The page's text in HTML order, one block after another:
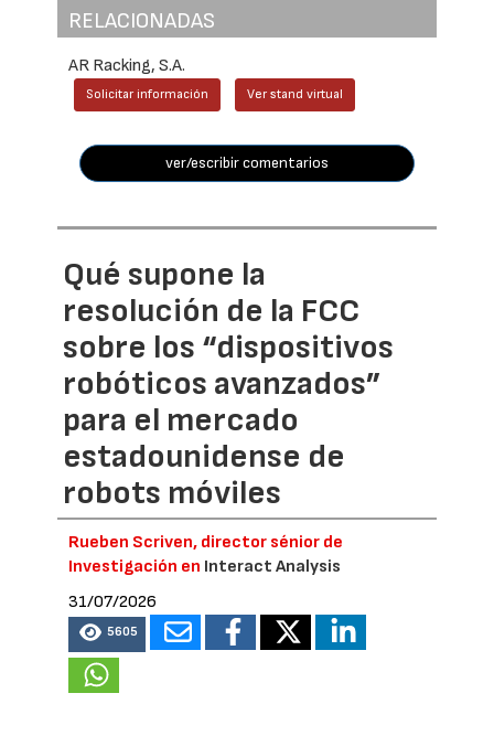
RELACIONADAS
AR Racking, S.A.
Solicitar información Ver stand virtual
ver/escribir comentarios
Qué supone la
resolución de la FCC
sobre los “dispositivos
robóticos avanzados”
para el mercado
estadounidense de
robots móviles
Rueben Scriven, director sénior de
Investigación en Interact Analysis
31/07/2026
5605